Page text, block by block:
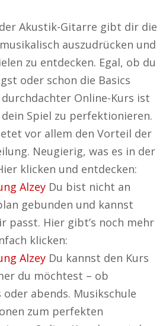
Akustik-Gitarre gibt dir die
auszudrücken und
zu entdecken. Egal, ob du
oder schon die Basics
Online-Kurs ist
Spiel zu perfektionieren.
vor allem den Vorteil der
Neugierig, was es in der
klicken und entdecken:
Alzey Du bist nicht an
gebunden und kannst
passt. Hier gibt’s noch mehr
klicken:
Alzey Du kannst den Kurs
du möchtest – ob
abends. Musikschule
zum perfekten